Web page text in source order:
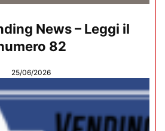
News – Leggi il
82
25/06/2026